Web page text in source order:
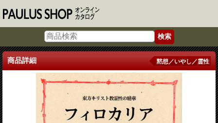
商品詳細 黙想／いやし／霊性